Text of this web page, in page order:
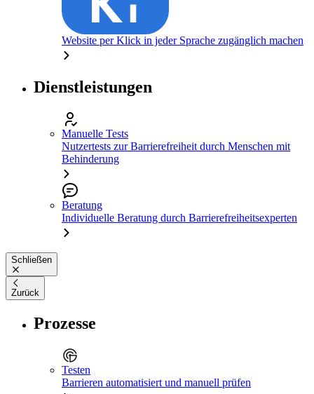
Website per Klick in jeder Sprache zugänglich machen
Dienstleistungen
Manuelle Tests
Nutzertests zur Barrierefreiheit durch Menschen mit
Behinderung
Beratung
Individuelle Beratung durch Barrierefreiheitsexperten
Schließen
Zurück
Prozesse
Testen
Barrieren automatisiert und manuell prüfen